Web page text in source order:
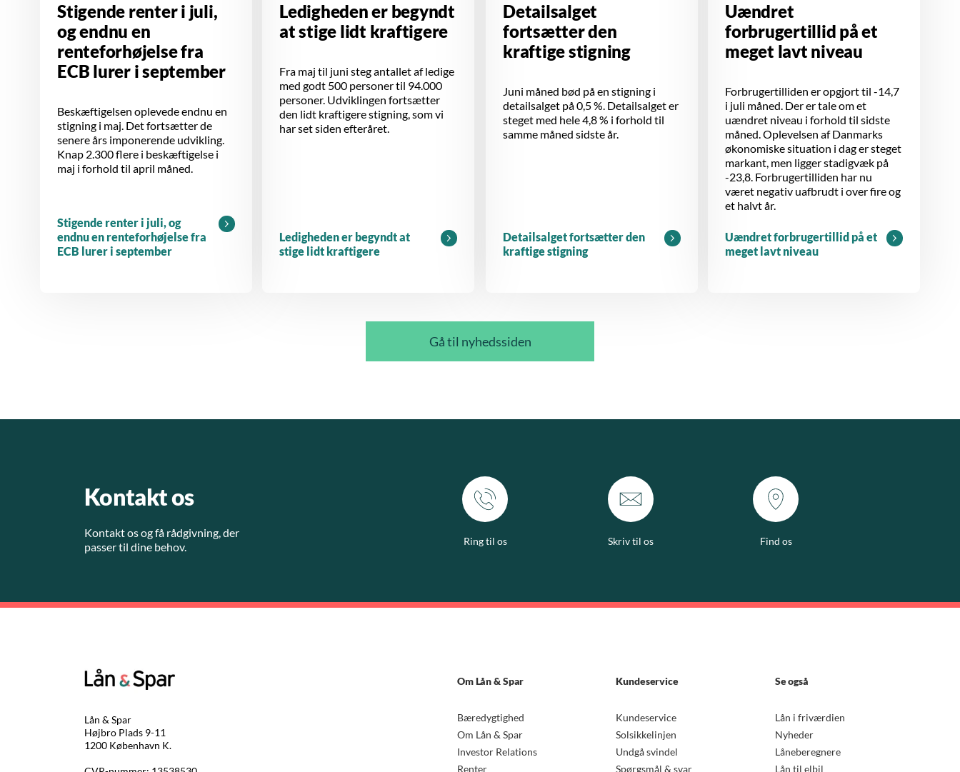
Stigende renter i juli,
og endnu en
renteforhøjelse fra
ECB lurer i september
Beskæftigelsen oplevede endnu en
stigning i maj. Det fortsætter de
senere års imponerende udvikling.
Knap 2.300 flere i beskæftigelse i
maj i forhold til april måned.
Stigende renter i juli, og
endnu en renteforhøjelse fra
ECB lurer i september
Ledigheden er begyndt
at stige lidt kraftigere
Fra maj til juni steg antallet af ledige
med godt 500 personer til 94.000
personer. Udviklingen fortsætter
den lidt kraftigere stigning, som vi
har set siden efteråret.
Ledigheden er begyndt at
stige lidt kraftigere
Detailsalget
fortsætter den
kraftige stigning
Juni måned bød på en stigning i
detailsalget på 0,5 %. Detailsalget er
steget med hele 4,8 % i forhold til
samme måned sidste år.
Detailsalget fortsætter den
kraftige stigning
Uændret
forbrugertillid på et
meget lavt niveau
Forbrugertilliden er opgjort til -14,7
i juli måned. Der er tale om et
uændret niveau i forhold til sidste
måned. Oplevelsen af Danmarks
økonomiske situation i dag er steget
markant, men ligger stadigvæk på
-23,8. Forbrugertilliden har nu
været negativ uafbrudt i over fire og
et halvt år.
Uændret forbrugertillid på et
meget lavt niveau
Gå til nyhedssiden
Kontakt os
Kontakt os og få rådgivning, der
passer til dine behov.
Ring til os Skriv til os Find os
Om Lån & Spar
Bæredygtighed
Om Lån & Spar
Investor Relations
Renter
Kundeservice
Kundeservice
Solsikkelinjen
Undgå svindel
Spørgsmål & svar
Se også
Lån i friværdien
Nyheder
Låneberegnere
Lån til elbil
Lån & Spar
Højbro Plads 9-11
1200 København K.